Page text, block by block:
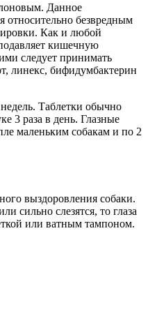
Данное
относительно безвредным
Как и любой
кишечную
следует принимать
линекс, бифидумбактерин
Таблетки обычно
3 раза в день. Глазные
маленьким собакам и по 2
выздоровления собаки.
сильно слезятся, то глаза
или ватным тампоном.